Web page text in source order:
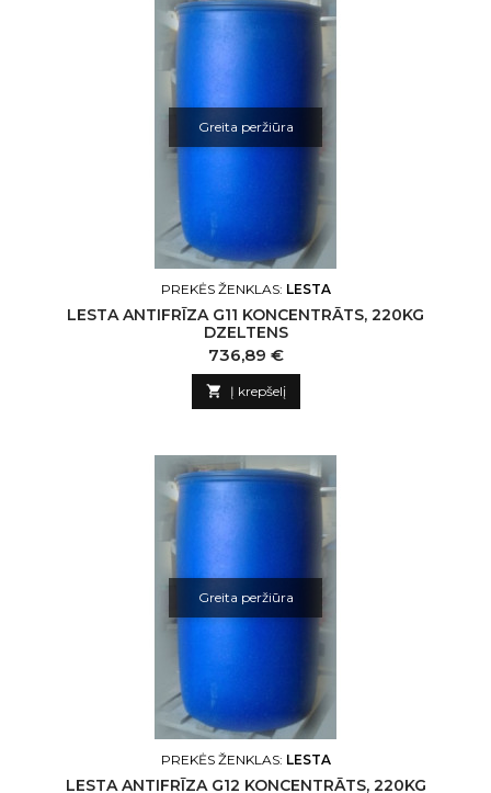
Greita peržiūra
PREKĖS ŽENKLAS: LESTA
LESTA ANTIFRĪZA G11 KONCENTRĀTS, 220KG
DZELTENS
Kaina
736,89 €
 Į krepšelį
Greita peržiūra
PREKĖS ŽENKLAS: LESTA
LESTA ANTIFRĪZA G12 KONCENTRĀTS, 220KG